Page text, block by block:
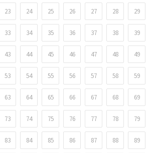
23 24 25 26 27 28 29
33 34 35 36 37 38 39
43 44 45 46 47 48 49
53 54 55 56 57 58 59
63 64 65 66 67 68 69
73 74 75 76 77 78 79
83 84 85 86 87 88 89